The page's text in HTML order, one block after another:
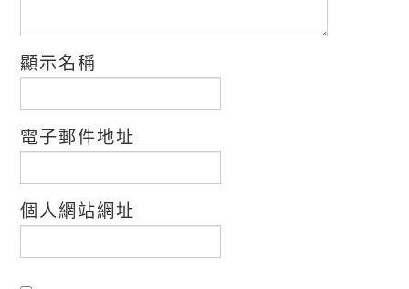
顯示名稱
電子郵件地址
個人網站網址